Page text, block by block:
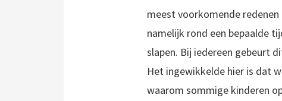
meest voorkomende
namelijk rond een bepaalde
slapen. Bij iedereen gebeurt
Het ingewikkelde hier is dat
waarom sommige kinderen